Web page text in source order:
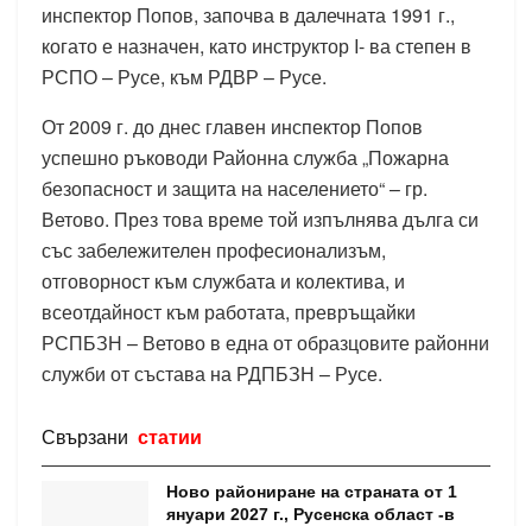
инспектор Попов, започва в далечната 1991 г.,
когато е назначен, като инструктор I- ва степен в
РСПО – Русе, към РДВР – Русе.
От 2009 г. до днес главен инспектор Попов
успешно ръководи Районна служба „Пожарна
безопасност и защита на населението“ – гр.
Ветово. През това време той изпълнява дълга си
със забележителен професионализъм,
отговорност към службата и колектива, и
всеотдайност към работата, превръщайки
РСПБЗН – Ветово в една от образцовите районни
служби от състава на РДПБЗН – Русе.
Свързани статии
Ново райониране на страната от 1
януари 2027 г., Русенска област -в